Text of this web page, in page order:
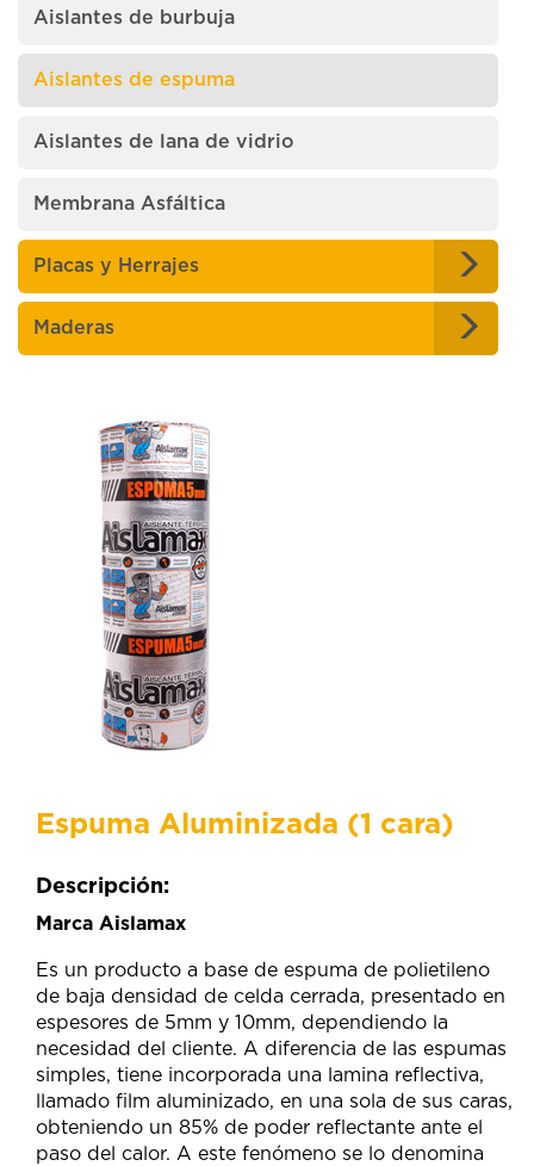
Aislantes de burbuja
Aislantes de espuma
Aislantes de lana de vidrio
Membrana Asfáltica
Placas y Herrajes
Maderas
Espuma Aluminizada (1 cara)
Descripción:
Marca Aislamax
Es un producto a base de espuma de polietileno
de baja densidad de celda cerrada, presentado en
espesores de 5mm y 10mm, dependiendo la
necesidad del cliente. A diferencia de las espumas
simples, tiene incorporada una lamina reflectiva,
llamado film aluminizado, en una sola de sus caras,
obteniendo un 85% de poder reflectante ante el
paso del calor. A este fenómeno se lo denomina